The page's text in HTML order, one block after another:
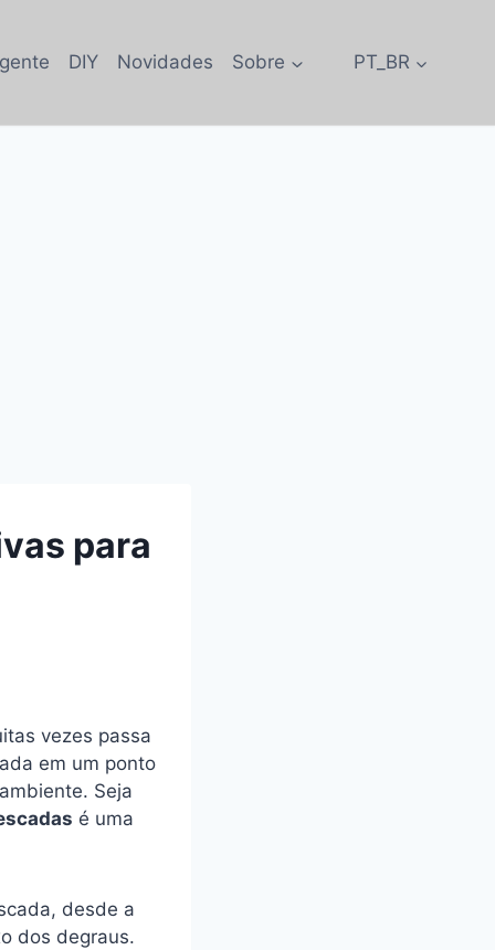
DIY Novidades Sobre PT_BR
para
vezes passa
em um ponto
Seja
é uma
desde a
dos degraus.